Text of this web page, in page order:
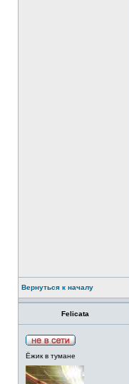
Вернуться к началу
Felicata
Ёжик в тумане